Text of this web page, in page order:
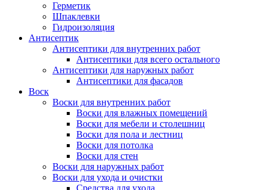
Герметик
Шпаклевки
Гидроизоляция
Антисептик
Антисептики для внутренних работ
Антисептики для всего остального
Антисептики для наружных работ
Антисептики для фасадов
Воск
Воски для внутренних работ
Воски для влажных помещений
Воски для мебели и столешниц
Воски для пола и лестниц
Воски для потолка
Воски для стен
Воски для наружных работ
Воски для ухода и очистки
Средства для ухода